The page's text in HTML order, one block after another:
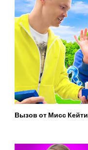
Вызов от Мисс Кейти